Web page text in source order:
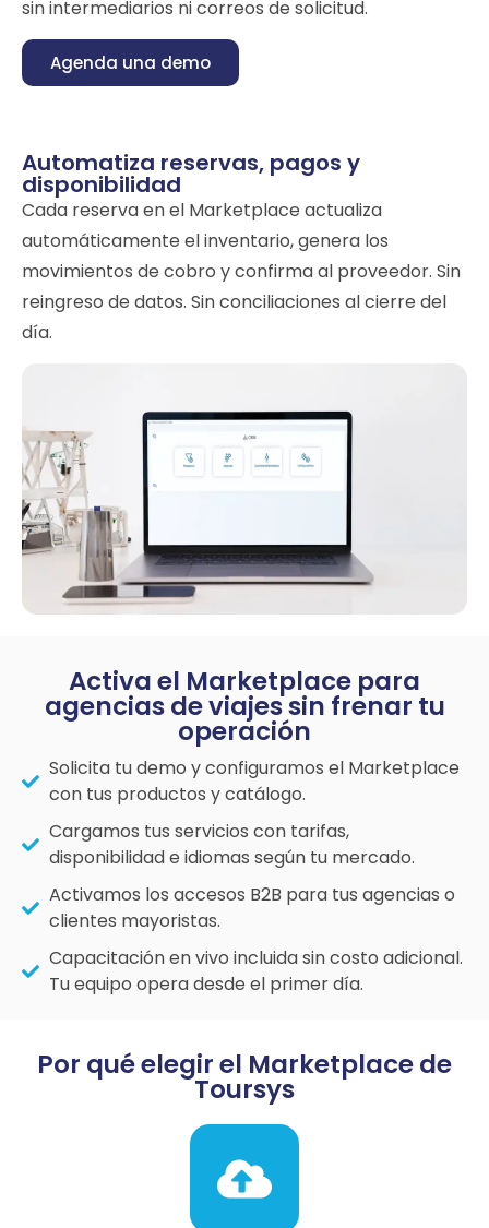
sin intermediarios ni correos de solicitud.
Agenda una demo
Automatiza reservas, pagos y
disponibilidad
Cada reserva en el Marketplace actualiza
automáticamente el inventario, genera los
movimientos de cobro y confirma al proveedor. Sin
reingreso de datos. Sin conciliaciones al cierre del
día.
Activa el Marketplace para
agencias de viajes sin frenar tu
operación
Solicita tu demo y configuramos el Marketplace
con tus productos y catálogo.
Cargamos tus servicios con tarifas,
disponibilidad e idiomas según tu mercado.
Activamos los accesos B2B para tus agencias o
clientes mayoristas.
Capacitación en vivo incluida sin costo adicional.
Tu equipo opera desde el primer día.
Por qué elegir el Marketplace de
Toursys